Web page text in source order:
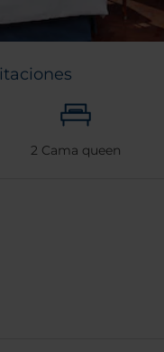
2 Cama queen